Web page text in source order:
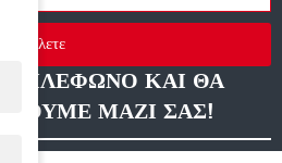
Στείλετε
ΚΑΙ ΘΑ
ΜΑΖΙ ΣΑΣ!